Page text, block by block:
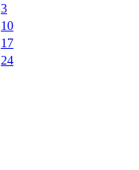
3
10
17
24